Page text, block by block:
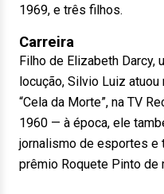
1969, e três filhos.
Carreira
Filho de Elizabeth Darcy,
locução, Silvio Luiz atuou
“Cela da Morte”, na TV
1960 — à época, ele
jornalismo de esportes e
prêmio Roquete Pinto de